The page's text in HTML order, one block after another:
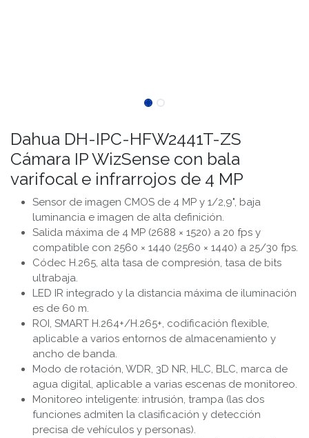
Dahua DH-IPC-HFW2441T-ZS
Cámara IP WizSense con bala
varifocal e infrarrojos de 4 MP
Sensor de imagen CMOS de 4 MP y 1/2,9", baja
luminancia e imagen de alta definición.
Salida máxima de 4 MP (2688 × 1520) a 20 fps y
compatible con 2560 × 1440 (2560 × 1440) a 25/30 fps.
Códec H.265, alta tasa de compresión, tasa de bits
ultrabaja.
LED IR integrado y la distancia máxima de iluminación
es de 60 m.
ROI, SMART H.264+/H.265+, codificación flexible,
aplicable a varios entornos de almacenamiento y
ancho de banda.
Modo de rotación, WDR, 3D NR, HLC, BLC, marca de
agua digital, aplicable a varias escenas de monitoreo.
Monitoreo inteligente: intrusión, trampa (las dos
funciones admiten la clasificación y detección
precisa de vehículos y personas).